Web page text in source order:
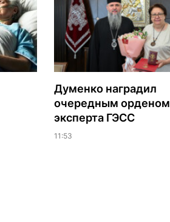
Думенко наградил
очередным орденом
эксперта ГЭСС
11:53